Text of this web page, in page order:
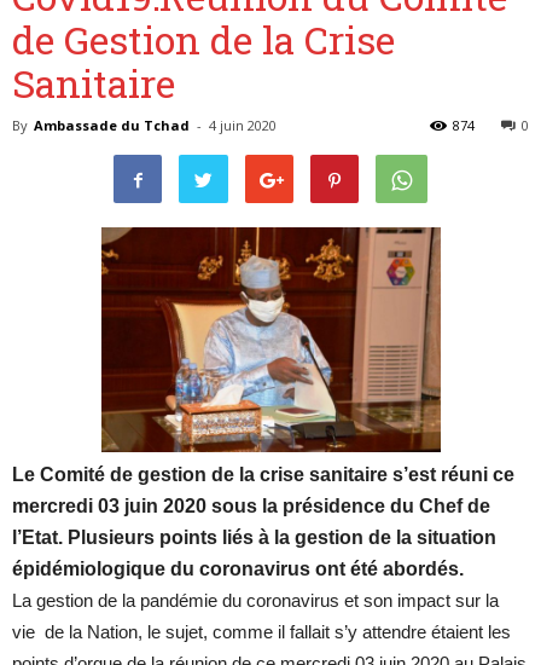
de Gestion de la Crise
Sanitaire
By Ambassade du Tchad - 4 juin 2020 0
874
Le Comité de gestion de la crise sanitaire s’est réuni ce
mercredi 03 juin 2020 sous la présidence du Chef de
l’Etat. Plusieurs points liés à la gestion de la situation
épidémiologique du coronavirus ont été abordés.
La gestion de la pandémie du coronavirus et son impact sur la
vie de la Nation, le sujet, comme il fallait s’y attendre étaient les